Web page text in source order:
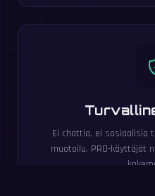
Ei chattia, ei sosiaalisia
muotoilu. PRO-käyttäjät